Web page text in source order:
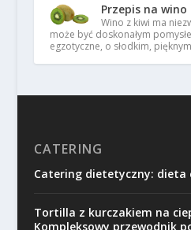
Przepis na wino
Wino z kiwi ma
może być doskonałym
egzotyczne, o słodkim,
CATERING
Catering dietetyczny: dieta
Tortilla z kurczakiem na
Kompleksowy przewodnik